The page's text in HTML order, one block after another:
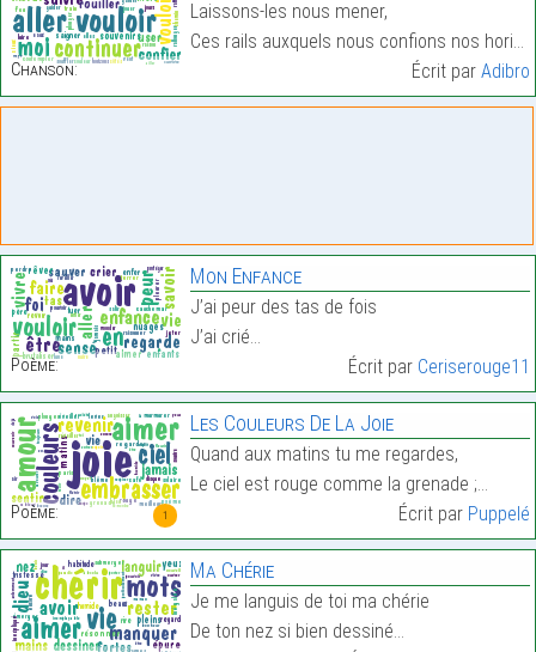
Chanson:
Laissons-les nous mener,
Ces rails auxquels nous confions nos horizons,…
Écrit par Adibro
Poème:
Mon Enfance
J’ai peur des tas de fois
J’ai crié…
Écrit par Ceriserouge11
1
Poème:
Les Couleurs De La Joie
Quand aux matins tu me regardes,
Le ciel est rouge comme la grenade ;…
Écrit par Puppelé
Ma Chérie
Je me languis de toi ma chérie
De ton nez si bien dessiné…